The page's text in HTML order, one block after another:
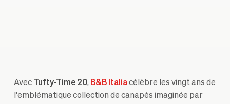
Avec Tufty-Time 20, B&B Italiacélèbre les vingt ans de
l'emblématique collection de canapés imaginée par